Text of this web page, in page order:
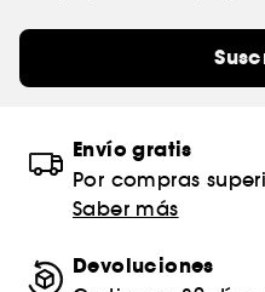
Envío gratis
Por compras
Saber más
Devoluciones